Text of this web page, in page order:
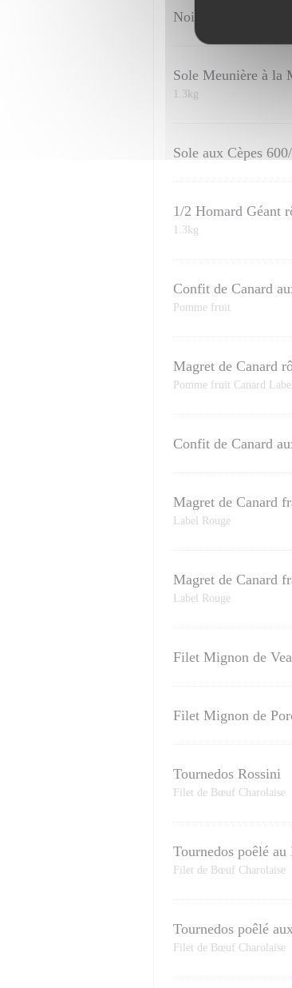
Noix de Saint
Sole Meunière à la
1.3kg
Sole aux Cèpes
1/2 Homard Géant
1.3kg
Confit de Canard
Pomme fruit
Magret de Canard
Pomme fruit Canard
Confit de Canard
Magret de Canard
Label Rouge
Magret de Canard
Label Rouge
Filet Mignon de
Filet Mignon de
Tournedos Rossini
Filet de Bœuf Charolaise
Tournedos poêlé
Filet de Bœuf Charolaise
Tournedos poêlé
Filet de Bœuf Charolaise